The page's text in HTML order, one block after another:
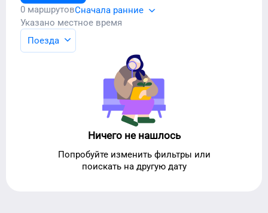
0 маршрутовСначала ранние
Указано местное время
Поезда
Ничего не нашлось
Попробуйте изменить фильтры или
поискать на другую дату